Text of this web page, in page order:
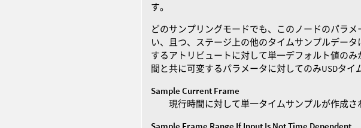
す。
どのサンプリングモードでも、このノードのパラ
い、且つ、ステージ上の他のタイムサンプルデー
するアトリビュートに対して単一デフォルト値のみ
間と共に可変するパラメータに対してのみUSDタイ
Sample Current Frame
現行時間に対して単一タイムサンプルが作成さ